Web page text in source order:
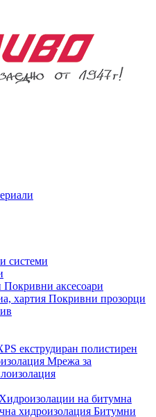
системи
Покривни аксесоари
хартия Покривни прозорци
екструдиран полистирен
Мрежа за
на битумна
хидроизолация Битумни